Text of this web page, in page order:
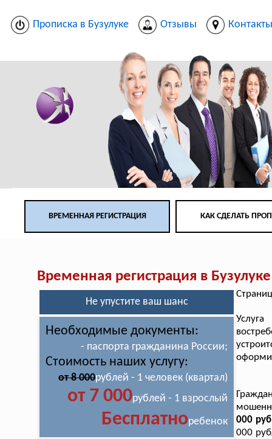
Прописка в Бузулуке Отзывы
ВРЕМЕННАЯ РЕГИСТРАЦИЯ КАК СДЕЛАТЬ
Временная регистрация в Бузулуке
Не упустите ваш шанс
Необходимые документы:
- паспорта гражданина России;
Стоимость наших услугу:
от 8 000рублей - 1 человек (квартал)
от 7 000рублей - 1 взрослый
Бесплатноребенок
000
000